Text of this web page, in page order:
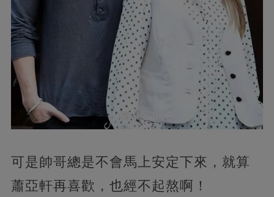
可是帥哥總是不會馬上安定下來，就算
蕭亞軒再喜歡，也經不起熬啊！